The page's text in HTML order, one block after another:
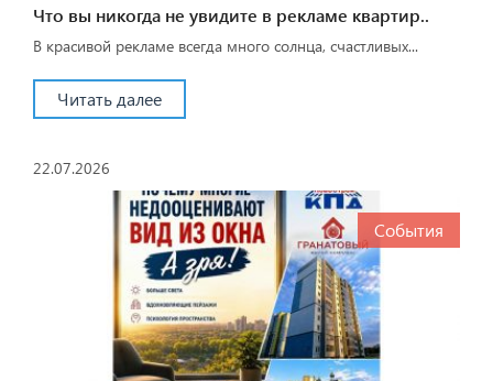
Что вы никогда не увидите в рекламе квартир..
В красивой рекламе всегда много солнца, счастливых...
Читать далее
22.07.2026
События